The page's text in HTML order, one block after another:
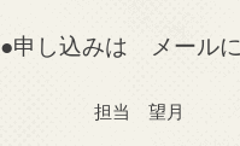
●申し込みは メール
担当 望月